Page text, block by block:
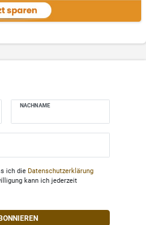
NACHNAME
ich die Daten­schutz­erklärung
kann ich jederzeit